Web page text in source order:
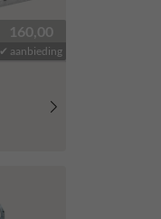
160,00
✔ aanbieding